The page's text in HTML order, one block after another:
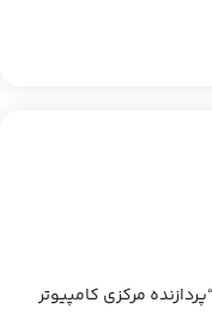
مرکزی کامپیوتر